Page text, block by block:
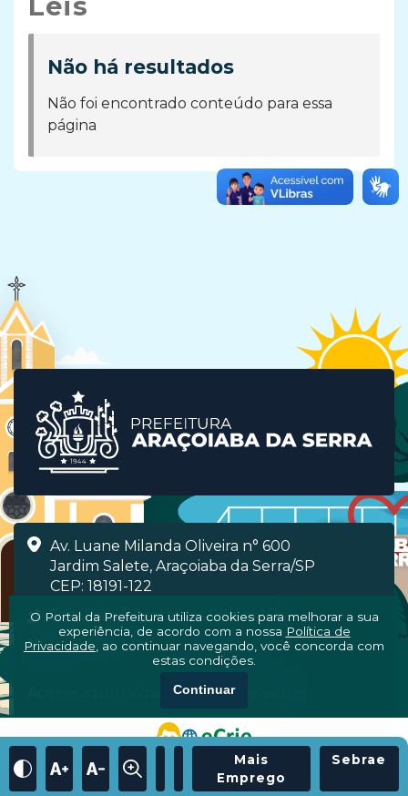
Mais
Emprego
Sebrae
Não há resultados
Não foi encontrado conteúdo para essa
página
Av. Luane Milanda Oliveira n° 600
Jardim Salete, Araçoiaba da Serra/SP
CEP: 18191-122
Segunda à Sexta, das 08h às 16h
(15) 3281-7000
Acesse aqui o WhatsApp da Prefeitura
O Portal da Prefeitura utiliza cookies para melhorar a sua
experiência, de acordo com a nossa Política de
Privacidade , ao continuar navegando, você concorda com
estas condições.
Continuar